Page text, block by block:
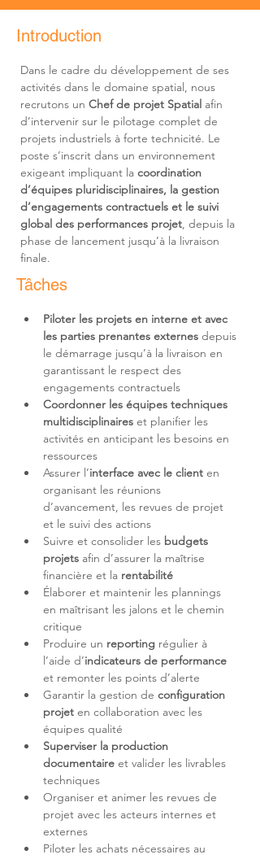
Introduction
Dans le cadre du développement de ses
activités dans le domaine spatial, nous
recrutons un Chef de projet Spatial afin
d’intervenir sur le pilotage complet de
projets industriels à forte technicité. Le
poste s’inscrit dans un environnement
exigeant impliquant la coordination
d’équipes pluridisciplinaires, la gestion
d’engagements contractuels et le suivi
global des performances projet, depuis la
phase de lancement jusqu’à la livraison
finale.
Tâches
Piloter les projets en interne et avec
les parties prenantes externes depuis
le démarrage jusqu’à la livraison en
garantissant le respect des
Coordonner les équipes techniques
multidisciplinaires et planifier les
activités en anticipant les besoins en
Assurer l’interface avec le client en
organisant les réunions
d’avancement, les revues de projet
Suivre et consolider les budgets
projets afin d’assurer la maîtrise
financière et la
Élaborer et maintenir les plannings
en maîtrisant les jalons et le chemin
Produire un reporting régulier à
l’aide d’indicateurs de performance
Garantir la gestion de configuration
projet en collaboration avec les
Superviser la production
documentaire et valider les livrables
Organiser et animer les revues de
projet avec les acteurs internes et
Piloter les achats nécessaires au